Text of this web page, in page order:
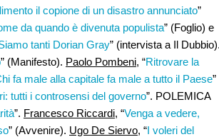
il copione di un disastro annunciato”
da quando è divenuta populista” (Foglio) e
tanti Dorian Gray” (intervista a Il
” (Manifesto). Paolo Pombeni, “Ritrovare la
fa male alla capitale fa male a tutto il Paese”
tutti i controsensi del governo”. POLEMICA
”. Francesco Riccardi, “Venga a vedere,
” (Avvenire). Ugo De Siervo, “I voleri del